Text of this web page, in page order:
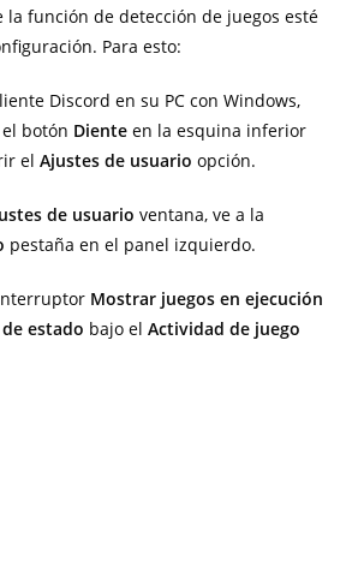
la función de detección de juegos esté
Para esto:
Discord en su PC con Windows,
botón Dienteen la esquina inferior
elAjustes de usuarioopción.
de usuarioventana, ve a la
pestaña en el panel izquierdo.
Mostrar juegos en ejecución
estado bajo elActividad de juego